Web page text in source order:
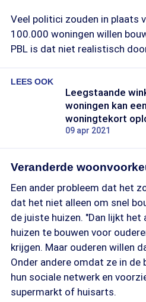
Veel politici zouden in plaats
100.000 woningen willen
PBL is dat niet realistisch
LEES OOK
Leegstaande
woningen kan
woningtekort
09 apr 2021
Veranderde
Een ander probleem dat het
dat het niet alleen om snel
de juiste huizen. "Dan lijkt het
huizen te bouwen voor
krijgen. Maar ouderen willen
Onder andere omdat ze in de
hun sociale netwerk en
supermarkt of huisarts.